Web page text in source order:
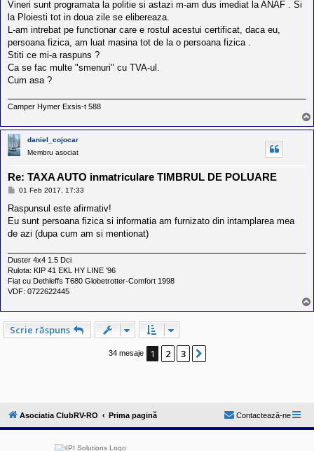
j
Vineri sunt programata la politie si astazi m-am dus imediat la ANAF . Si
la Ploiesti tot in doua zile se elibereaza.
L-am intrebat pe functionar care e rostul acestui certificat, daca eu,
persoana fizica, am luat masina tot de la o persoana fizica .
Stiti ce mi-a raspuns ?
Ca se fac multe "smenuri" cu TVA-ul.
Cum asa ?
Camper Hymer Exsis-t 588
daniel_cojocar
Membru asociat
Re: TAXA AUTO inmatriculare TIMBRUL DE POLUARE
M
s
j
01 Feb 2017, 17:33
Raspunsul este afirmativ!
Eu sunt persoana fizica si informatia am furnizato din intamplarea mea
de azi (dupa cum am si mentionat)
Duster 4x4 1.5 Dci
Rulota: KIP 41 EKL HY LINE '96
Fiat cu Dethleffs T680 Globetrotter-Comfort 1998
VDF: 0722622445
Scrie răspuns
34 mesaje 1 2 3
Asociatia ClubRV-RO Prima pagină Contactează-ne